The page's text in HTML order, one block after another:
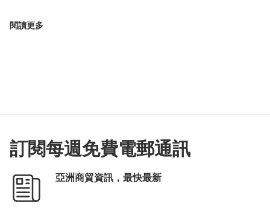
閱讀更多
訂閱每週免費電郵通訊
亞洲商貿資訊，最快最新